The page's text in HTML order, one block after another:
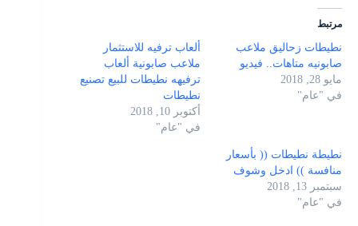
مرتبط
نطيطات زحاليق ملاعب
صابونيه متاهات.. فيديو
مايو 28, 2018
في "عام"
ألعاب ترفيه للاستثمار
ملاعب صابونية ألعاب
ترفيهه نطيطات للبيع تصنيع
نطيطات
أكتوبر 10, 2018
في "عام"
نطيطة نطيطات (( بأسعار
منافسة )) ادخل وشوف
سبتمبر 13, 2018
في "عام"